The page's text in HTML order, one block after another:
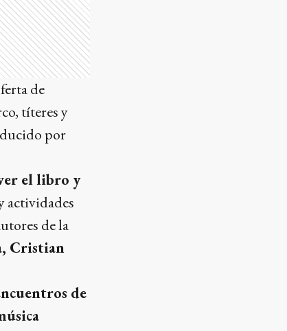
de
títeres y
por
el libro y
actividades
de la
Cristian
de